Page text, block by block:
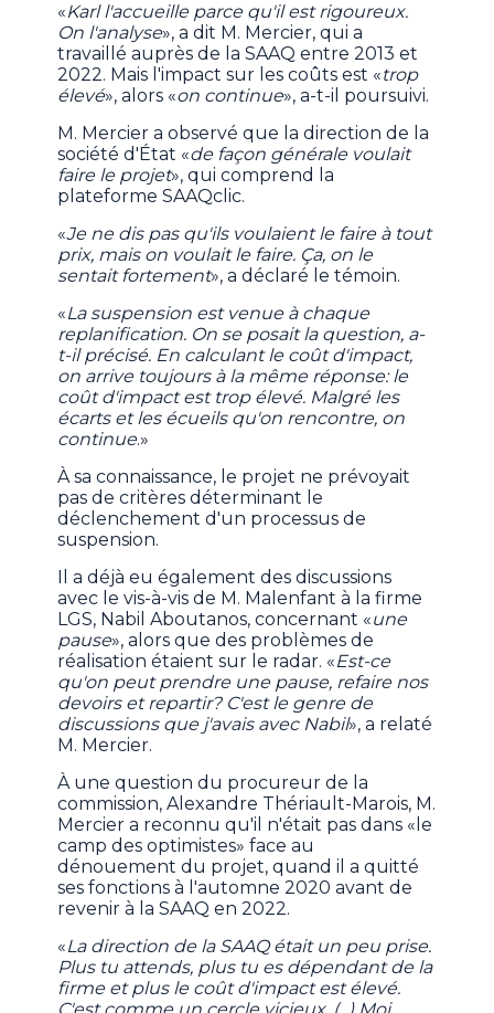
«Karl l'accueille parce qu'il est rigoureux.
On l'analyse», a dit M. Mercier, qui a
travaillé auprès de la SAAQ entre 2013 et
2022. Mais l'impact sur les coûts est «trop
élevé», alors «on continue», a-t-il poursuivi.
M. Mercier a observé que la direction de la
société d'État «de façon générale voulait
faire le projet», qui comprend la
plateforme SAAQclic.
«Je ne dis pas qu'ils voulaient le faire à tout
prix, mais on voulait le faire. Ça, on le
sentait fortement», a déclaré le témoin.
«La suspension est venue à chaque
replanification. On se posait la question, a-
t-il précisé. En calculant le coût d'impact,
on arrive toujours à la même réponse: le
coût d'impact est trop élevé. Malgré les
écarts et les écueils qu'on rencontre, on
continue.»
À sa connaissance, le projet ne prévoyait
pas de critères déterminant le
déclenchement d'un processus de
suspension.
Il a déjà eu également des discussions
avec le vis-à-vis de M. Malenfant à la firme
LGS, Nabil Aboutanos, concernant «une
pause», alors que des problèmes de
réalisation étaient sur le radar. «Est-ce
qu'on peut prendre une pause, refaire nos
devoirs et repartir? C'est le genre de
discussions que j'avais avec Nabil», a relaté
M. Mercier.
À une question du procureur de la
commission, Alexandre Thériault-Marois, M.
Mercier a reconnu qu'il n'était pas dans «le
camp des optimistes» face au
dénouement du projet, quand il a quitté
ses fonctions à l'automne 2020 avant de
revenir à la SAAQ en 2022.
«La direction de la SAAQ était un peu prise.
Plus tu attends, plus tu es dépendant de la
firme et plus le coût d'impact est élevé.